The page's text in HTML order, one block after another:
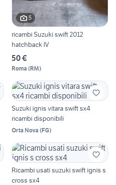
5
ricambi Suzuki swift 2012
hatchback IV
50 €
Roma (RM)
Suzuki ignis vitara swift sx4
ricambi disponibili
Orta Nova (FG)
Ricambi usati suzuki swift ignis s
cross sx4